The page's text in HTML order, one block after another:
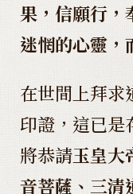
果，信願行，
迷惘的心靈，
在世間上拜求
印證，這已是
將恭請玉皇大
音菩薩、三清